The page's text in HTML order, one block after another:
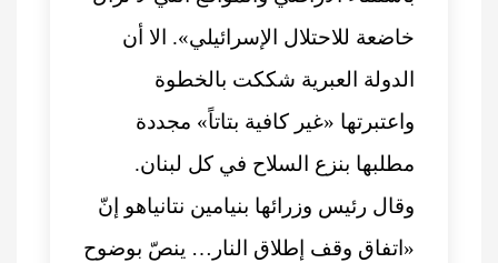
خاضعة للاحتلال الإسرائيلي». الا أن
الدولة العبرية شككت بالخطوة
واعتبرتها «غير كافية بتاتاً» مجددة
مطلبها بنزع السلاح في كل لبنان.
وقال رئيس وزرائها بنيامين نتانياهو إنّ
«اتفاق وقف إطلاق النار… ينصّ بوضوح